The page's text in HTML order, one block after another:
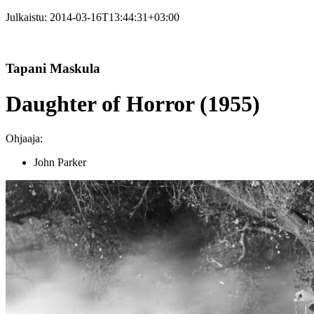
Julkaistu: 2014-03-16T13:44:31+03:00
Tapani Maskula
Daughter of Horror (1955)
Ohjaaja:
John Parker